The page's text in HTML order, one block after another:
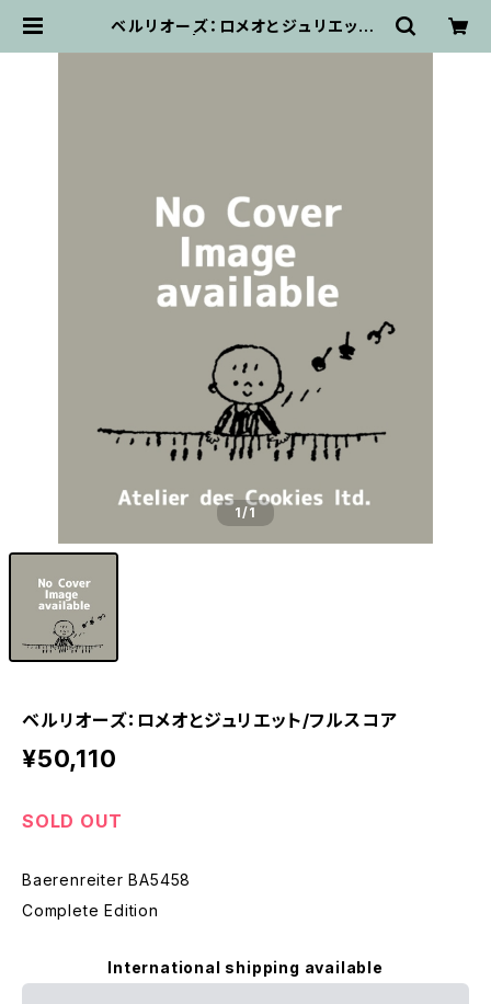
ベルリオーズ：ロメオとジュリエット/
1/1
ベルリオーズ：ロメオとジュリエット/フルスコア
¥50,110
SOLD OUT
Baerenreiter BA5458
Complete Edition
International shipping available